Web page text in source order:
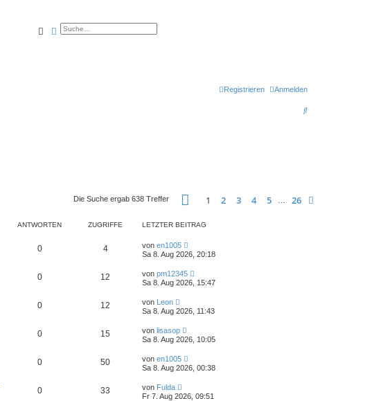
SucheErweiterte Suche
Anmelden
Registrieren
S
Die Suche ergab 638 Treffer Seite von26
1 2 3 4 5 26
ANTWORTEN ZUGRIFFE LETZTER BEITRAG
0 4 von en1005
Sa 8. Aug 2026, 20:18
0 12 von pm12345
Sa 8. Aug 2026, 15:47
0 12 von Leon
Sa 8. Aug 2026, 11:43
0 15 von lisasop
Sa 8. Aug 2026, 10:05
0 50 von en1005
Sa 8. Aug 2026, 00:38
0 33 von Fulda
Fr 7. Aug 2026, 09:51